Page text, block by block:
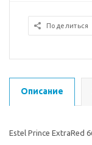
Поделиться
Описание
Estel Prince ExtraRed